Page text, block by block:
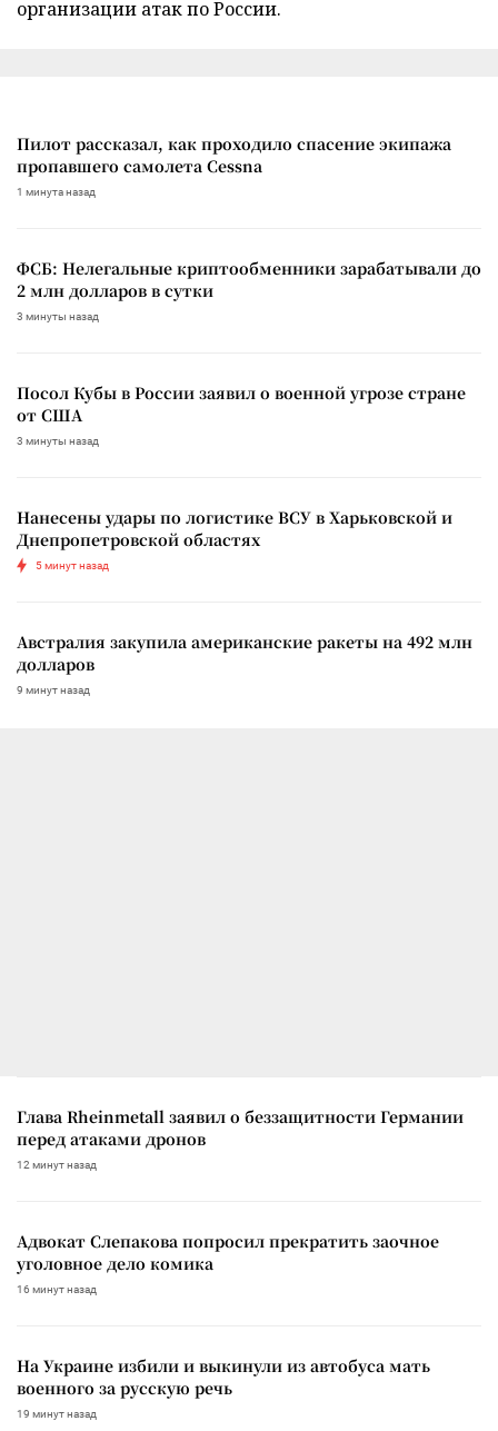
организации атак по России.
Пилот рассказал, как проходило спасение экипажа
пропавшего самолета Cessna
1 минута назад
ФСБ: Нелегальные криптообменники зарабатывали до
2 млн долларов в сутки
3 минуты назад
Посол Кубы в России заявил о военной угрозе стране
от США
3 минуты назад
Нанесены удары по логистике ВСУ в Харьковской и
Днепропетровской областях
5 минут назад
Австралия закупила американские ракеты на 492 млн
долларов
9 минут назад
Глава Rheinmetall заявил о беззащитности Германии
перед атаками дронов
12 минут назад
Адвокат Слепакова попросил прекратить заочное
уголовное дело комика
16 минут назад
На Украине избили и выкинули из автобуса мать
военного за русскую речь
19 минут назад